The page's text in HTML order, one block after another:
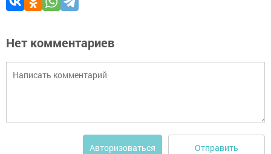
Нет комментариев
Авторизоваться Отправить